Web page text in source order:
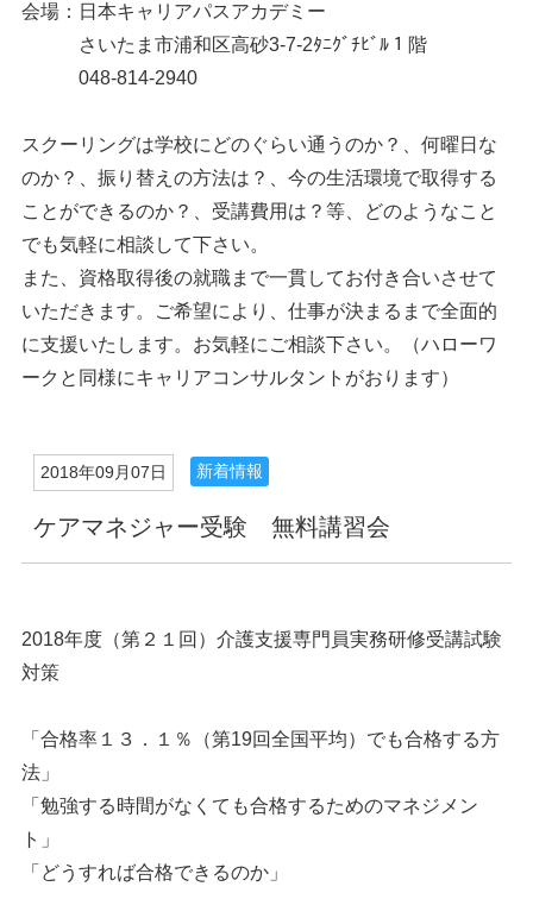
会場：日本キャリアパスアカデミー
さいたま市浦和区高砂3-7-2ﾀﾆｸﾞﾁﾋﾞﾙ１階
048-814-2940
スクーリングは学校にどのぐらい通うのか？、何曜日な
のか？、振り替えの方法は？、今の生活環境で取得する
ことができるのか？、受講費用は？等、どのようなこと
でも気軽に相談して下さい。
また、資格取得後の就職まで一貫してお付き合いさせて
いただきます。ご希望により、仕事が決まるまで全面的
に支援いたします。お気軽にご相談下さい。（ハローワ
ークと同様にキャリアコンサルタントがおります）
2018年09月07日 新着情報
ケアマネジャー受験 無料講習会
2018年度（第２１回）介護支援専門員実務研修受講試験
対策
「合格率１３．１％（第19回全国平均）でも合格する方
法」
「勉強する時間がなくても合格するためのマネジメン
ト」
「どうすれば合格できるのか」